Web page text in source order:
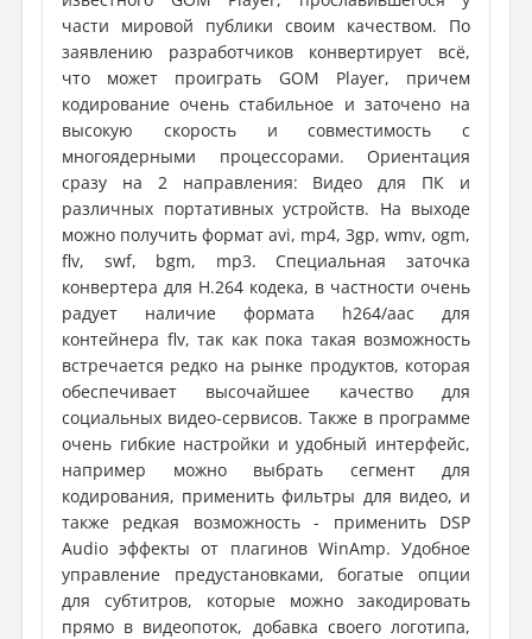
части мировой публики своим качеством. По
заявлению разработчиков конвертирует всё,
что может проиграть GOM Player, причем
кодирование очень стабильное и заточено на
высокую скорость и совместимость с
многоядерными процессорами. Ориентация
сразу на 2 направления: Видео для ПК и
различных портативных устройств. На выходе
можно получить формат avi, mp4, 3gp, wmv, ogm,
flv, swf, bgm, mp3. Специальная заточка
конвертера для H.264 кодека, в частности очень
радует наличие формата h264/aac для
контейнера flv, так как пока такая возможность
встречается редко на рынке продуктов, которая
обеспечивает высочайшее качество для
социальных видео-сервисов. Также в программе
очень гибкие настройки и удобный интерфейс,
например можно выбрать сегмент для
кодирования, применить фильтры для видео, и
также редкая возможность - применить DSP
Audio эффекты от плагинов WinAmp. Удобное
управление предустановками, богатые опции
для субтитров, которые можно закодировать
прямо в видеопоток, добавка своего логотипа,